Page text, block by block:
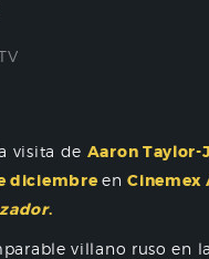
visita de Aaron Taylor-
diciembre enCinemex
.
villano ruso en